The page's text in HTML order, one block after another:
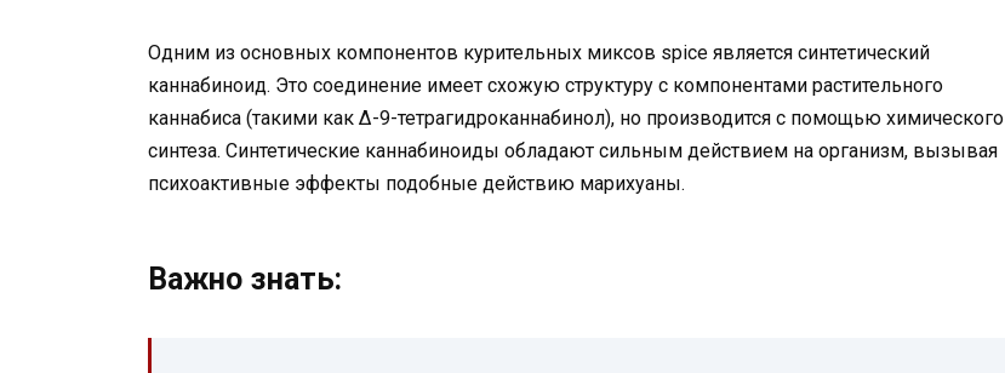
Одним из основных компонентов курительных миксов spice является синтетический
каннабиноид. Это соединение имеет схожую структуру с компонентами растительного
каннабиса (такими как Δ-9-тетрагидроканнабинол), но производится с помощью химического
синтеза. Синтетические каннабиноиды обладают сильным действием на организм, вызывая
психоактивные эффекты подобные действию марихуаны.
Важно знать: